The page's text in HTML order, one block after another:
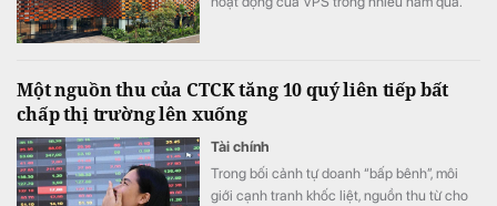
Một nguồn thu của CTCK tăng 10 quý liên tiếp bất
chấp thị trường lên xuống
Tài chính
Trong bối cảnh tự doanh “bấp bênh”, môi
giới cạnh tranh khốc liệt, nguồn thu từ cho